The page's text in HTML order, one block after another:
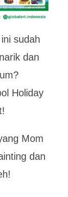
sudah
dan
Holiday
Mom
dan